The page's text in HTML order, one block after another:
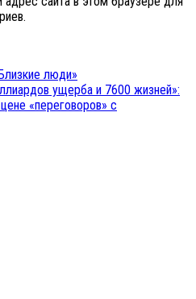
люди»
ущерба и 7600 жизней»:
«переговоров» с